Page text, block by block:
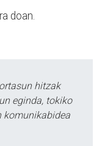
doan.
hitzak
eginda, tokiko
komunikabidea